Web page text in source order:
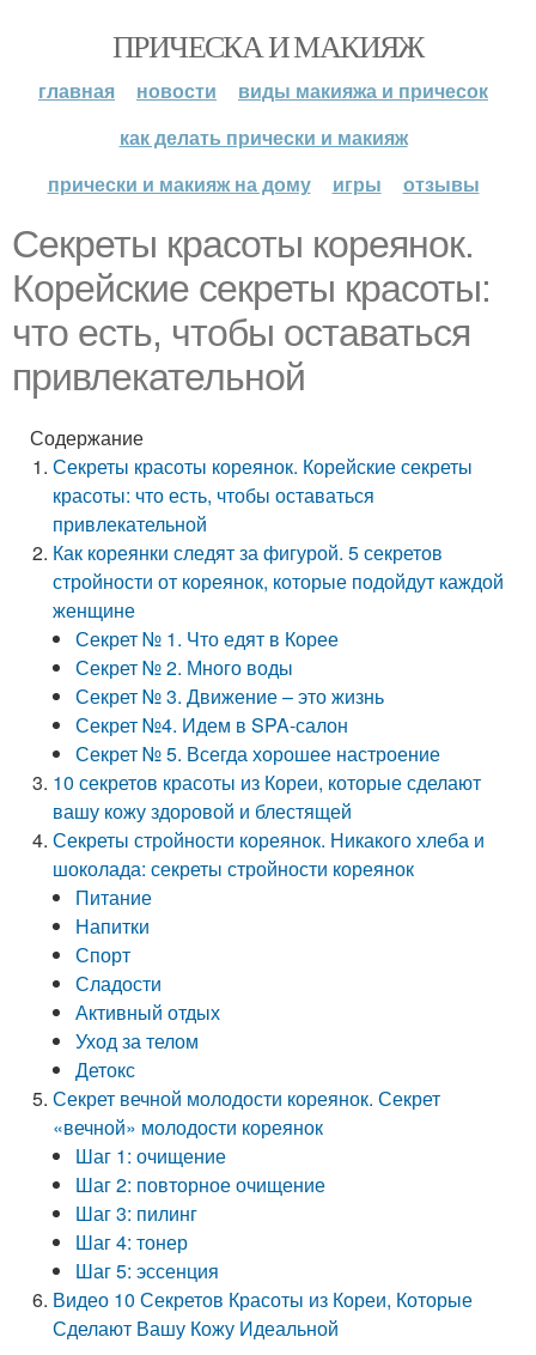
ПРИЧЕСКА И МАКИЯЖ
главная новости
виды макияжа и причесок
как делать прически и макияж
прически и макияж на дому
игры отзывы
Секреты красоты кореянок.
Корейские секреты красоты:
что есть, чтобы оставаться
привлекательной
Содержание
Секреты красоты кореянок. Корейские секреты
красоты: что есть, чтобы оставаться
привлекательной
Как кореянки следят за фигурой. 5 секретов
стройности от кореянок, которые подойдут каждой
женщине
Секрет № 1. Что едят в Корее
Секрет № 2. Много воды
Секрет № 3. Движение – это жизнь
Секрет №4. Идем в SPA-салон
Секрет № 5. Всегда хорошее настроение
10 секретов красоты из Кореи, которые сделают
вашу кожу здоровой и блестящей
Секреты стройности кореянок. Никакого хлеба и
шоколада: секреты стройности кореянок
Питание
Напитки
Спорт
Сладости
Активный отдых
Уход за телом
Детокс
Секрет вечной молодости кореянок. Секрет
«вечной» молодости кореянок
Шаг 1: очищение
Шаг 2: повторное очищение
Шаг 3: пилинг
Шаг 4: тонер
Шаг 5: эссенция
Видео 10 Секретов Красоты из Кореи, Которые
Сделают Вашу Кожу Идеальной